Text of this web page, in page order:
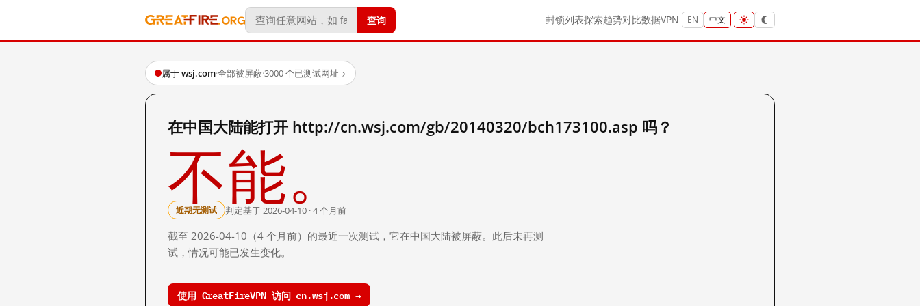
查询 封锁列表探索趋势对比数据VPN EN 中文
属于 wsj.com·全部被屏蔽·3000 个已测试网址→
在中国大陆能打开 http://cn.wsj.com/gb/20140320/bch173100.asp 吗？
不能。
近期无测试 判定基于 2026-04-10 · 4 个月前
截至 2026-04-10（4 个月前）的最近一次测试，它在中国大陆被屏蔽。此后未再测
试，情况可能已发生变化。
使用 GreatFireVPN 访问 cn.wsj.com →